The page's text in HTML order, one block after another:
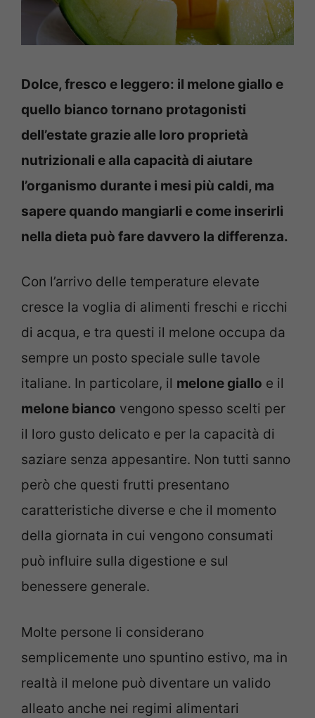
Dolce, fresco e leggero: il melone giallo e
quello bianco tornano protagonisti
dell’estate grazie alle loro proprietà
nutrizionali e alla capacità di aiutare
l’organismo durante i mesi più caldi, ma
sapere quando mangiarli e come inserirli
nella dieta può fare davvero la differenza.
Con l’arrivo delle temperature elevate
cresce la voglia di alimenti freschi e ricchi
di acqua, e tra questi il melone occupa da
sempre un posto speciale sulle tavole
italiane. In particolare, il melone giallo e il
melone bianco vengono spesso scelti per
il loro gusto delicato e per la capacità di
saziare senza appesantire. Non tutti sanno
però che questi frutti presentano
caratteristiche diverse e che il momento
della giornata in cui vengono consumati
può influire sulla digestione e sul
benessere generale.
Molte persone li considerano
semplicemente uno spuntino estivo, ma in
realtà il melone può diventare un valido
alleato anche nei regimi alimentari